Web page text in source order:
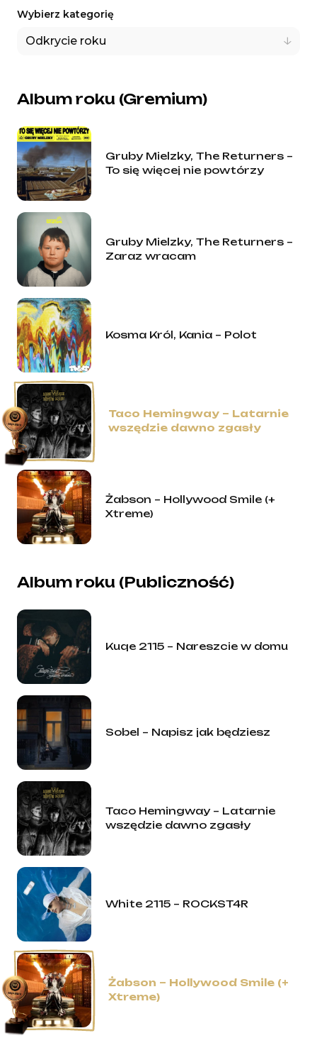
Wybierz kategorię
Nominowani i laureaci 2026
Album roku (Gremium)
Gruby Mielzky, The Returners –
To się więcej nie powtórzy
Gruby Mielzky, The Returners –
Zaraz wracam
Kosma Król, Kania – Polot
Taco Hemingway – Latarnie
wszędzie dawno zgasły
Żabson – Hollywood Smile (+
Xtreme)
Album roku (Publiczność)
Kuqe 2115 – Nareszcie w domu
Sobel – Napisz jak będziesz
Taco Hemingway – Latarnie
wszędzie dawno zgasły
White 2115 – ROCKST4R
Żabson – Hollywood Smile (+
Xtreme)